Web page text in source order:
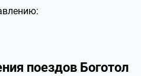
поездов Боготол